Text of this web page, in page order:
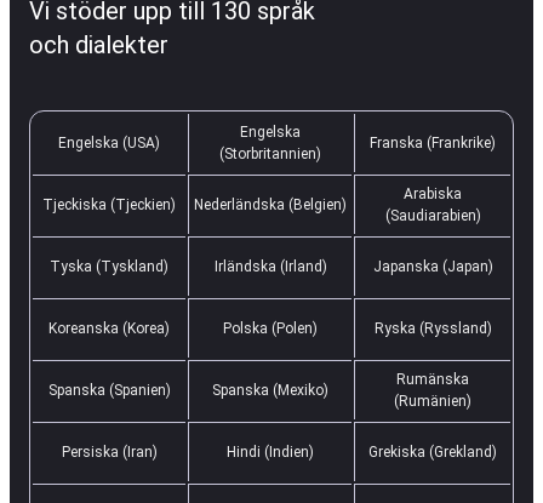
Vi stöder upp till 130 språk
och dialekter
Engelska (USA)
Engelska
(Storbritannien)
Franska (Frankrike)
Tjeckiska (Tjeckien) Nederländska (Belgien)
Arabiska
(Saudiarabien)
Tyska (Tyskland) Irländska (Irland) Japanska (Japan)
Koreanska (Korea) Polska (Polen) Ryska (Ryssland)
Spanska (Spanien) Spanska (Mexiko)
Rumänska
(Rumänien)
Persiska (Iran) Hindi (Indien) Grekiska (Grekland)